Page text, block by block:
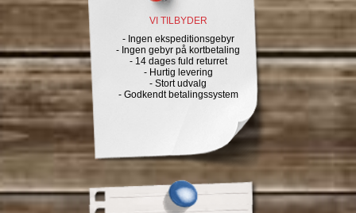
VI TILBYDER
- Ingen ekspeditionsgebyr
- Ingen gebyr på kortbetaling
- 14 dages fuld returret
- Hurtig levering
- Stort udvalg
- Godkendt betalingssystem